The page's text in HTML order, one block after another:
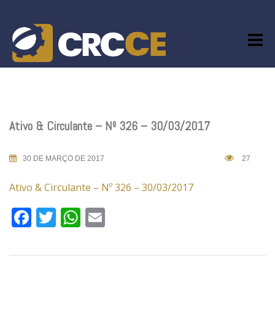
content
Ativo & Circulante – Nº 326 – 30/03/2017
30 DE MARÇO DE 2017 27
Ativo & Circulante – Nº 326 – 30/03/2017
Facebook
TwitterWhatsApp